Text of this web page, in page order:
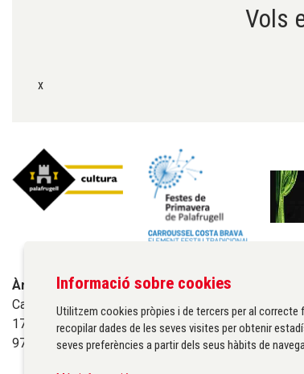
Vols
x
Àrea de cultura de l'Ajuntament de Palafrugell
Carrer Santa Margarida, 1
17200 Palafrugell
972 611 172 ·cultura@palafrugell.cat
Informació sobre cookies
Utilitzem cookies pròpies i de tercers per al
recopilar dades de les seves visites per obtenir
seves preferències a partir dels seus hàbits de